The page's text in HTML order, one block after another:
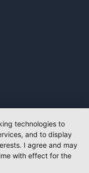
technologies to
and to display
I agree and may
with effect for the